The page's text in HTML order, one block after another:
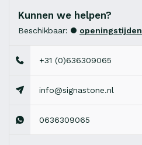
Kunnen we helpen?
Beschikbaar: openingstijden
+31 (0)636309065
info@signastone.nl
0636309065